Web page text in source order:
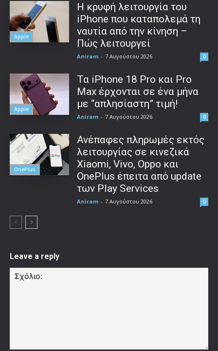
Apple
Η κρυφή λειτουργία του
iPhone που καταπολεμά τη
ναυτία από την κίνηση –
Πώς λειτουργεί
Aniram - 7 Αυγούστου 2026 0
Apple
Τα iPhone 18 Pro και Pro
Max έρχονται σε ένα μήνα
με “απλησίαστη” τιμή!
Aniram - 7 Αυγούστου 2026 0
OnePlus
Ανέπαφες πληρωμές εκτός
λειτουργίας σε κινεζικά
Xiaomi, Vivo, Oppo και
OnePlus έπειτα από update
των Play Services
Aniram - 7 Αυγούστου 2026 0
Leave a reply